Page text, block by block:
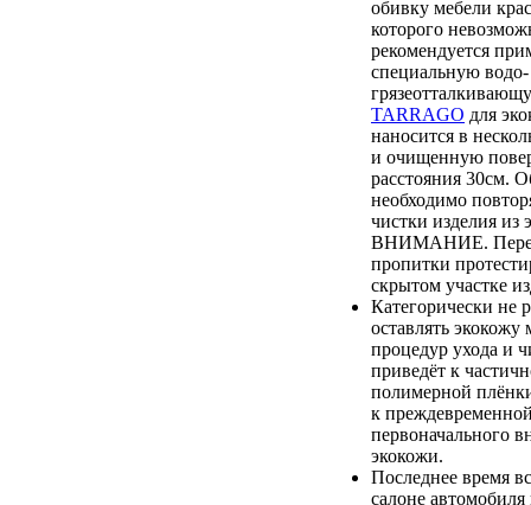
обивку мебели
которого
рекомендуется
специальную
TARRAGO для
наносится в
и очищенную
расстояния 30см.
необходимо
чистки изделия из
ВНИМАНИЕ.
пропитки
скрытом участке
Категорически не
оставлять экокожу
процедур ухода и
приведёт к
полимерной
к
первоначального
экокожи.
Последнее время
салоне